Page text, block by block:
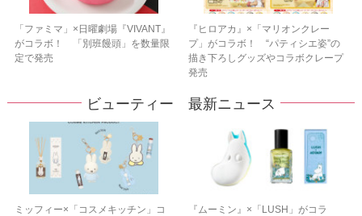
「ファミマ」×日曜劇場『VIVANT』
がコラボ！ 「別班饅頭」を数量限
定で発売
『ヒロアカ』×「マリオンクレー
プ」がコラボ！ “パティシエ姿”の
描き下ろしグッズやコラボクレープ
発売
ビューティー 最新ニュース
ミッフィー×「コスメキッチン」コ
『ムーミン』×「LUSH」がコラ